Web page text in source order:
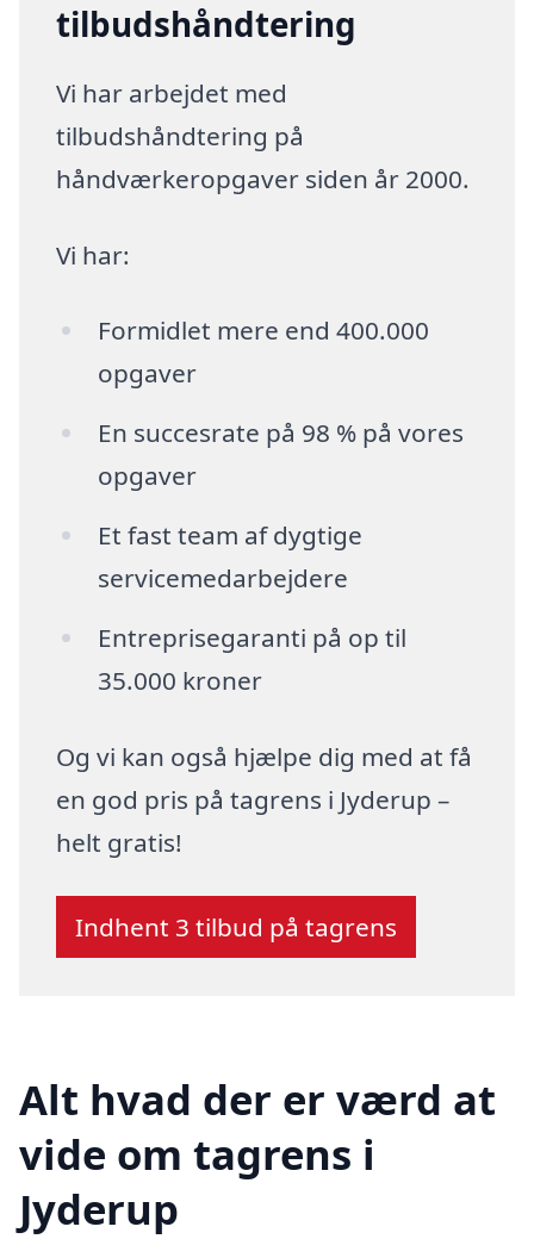
tilbudshåndtering
Vi har arbejdet med
tilbudshåndtering på
håndværkeropgaver siden år 2000.
Vi har:
Formidlet mere end 400.000
opgaver
En succesrate på 98 % på vores
opgaver
Et fast team af dygtige
servicemedarbejdere
Entreprisegaranti på op til
35.000 kroner
Og vi kan også hjælpe dig med at få
en god pris på tagrens i Jyderup –
helt gratis!
Indhent 3 tilbud på tagrens
Alt hvad der er værd at
vide om tagrens i
Jyderup